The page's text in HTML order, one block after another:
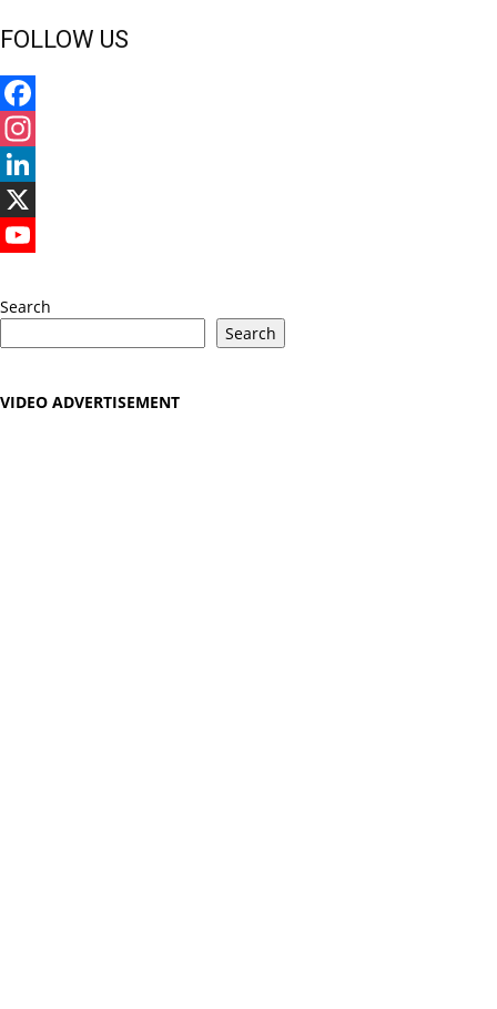
FOLLOW US
Facebook
Instagram
LinkedIn
X
Search
Search
VIDEO ADVERTISEMENT